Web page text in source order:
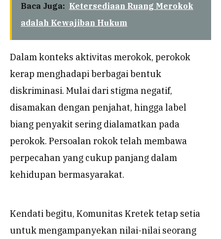
Baca Juga: Ketersediaan Ruang Merokok
adalah Kewajiban Hukum
Dalam konteks aktivitas merokok, perokok
kerap menghadapi berbagai bentuk
diskriminasi. Mulai dari stigma negatif,
disamakan dengan penjahat, hingga label
biang penyakit sering dialamatkan pada
perokok. Persoalan rokok telah membawa
perpecahan yang cukup panjang dalam
kehidupan bermasyarakat.
Kendati begitu, Komunitas Kretek tetap setia
untuk mengampanyekan nilai-nilai seorang